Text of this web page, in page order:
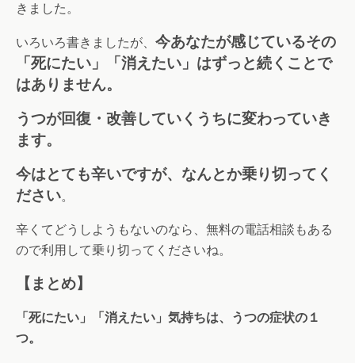
きました。
いろいろ書きましたが、 今あなたが感じているその
「死にたい」「消えたい」はずっと続くことで
はありません。
うつが回復・改善していくうちに変わっていき
ます。
今はとても辛いですが、なんとか乗り切ってく
ださい。
辛くてどうしようもないのなら、無料の電話相談もある
ので利用して乗り切ってくださいね。
【まとめ】
「死にたい」「消えたい」気持ちは、うつの症状の１
つ。